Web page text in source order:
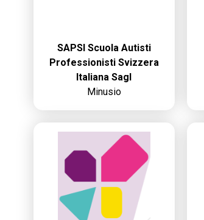
SAPSI Scuola Autisti
Professionisti Svizzera
Italiana Sagl
Minusio